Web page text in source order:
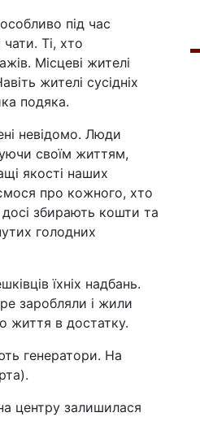
під час
Ті, хто
Місцеві жителі
жителі сусідніх
подяка.
невідомо. Люди
своїм життям,
якості наших
про кожного, хто
досі збирають кошти та
голодних
їхніх надбань.
заробляли і жили
життя в достатку.
генератори. На
центру залишилася